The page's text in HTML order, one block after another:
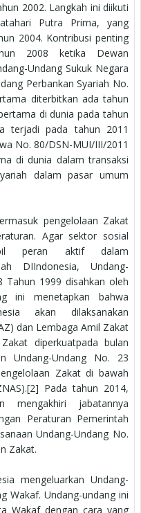
2002. Langkah ini diikuti
Putra Prima, yang
2004. Kontribusi penting
2008 ketika Dewan
Undang Sukuk Negara
Perbankan Syariah No.
diterbitkan ada tahun
di dunia pada tahun
terjadi pada tahun 2011
No. 80/DSN-MUI/III/2011
di dunia dalam transaksi
dalam pasar umum
pengelolaan Zakat
Agar sektor sosial
peran aktif dalam
DIIndonesia, Undang-
Tahun 1999 disahkan oleh
ini menetapkan bahwa
akan dilaksanakan
dan Lembaga Amil Zakat
diperkuatpada bulan
Undang-Undang No. 23
Zakat di bawah
Pada tahun 2014,
jabatannya
Peraturan Pemerintah
Undang-Undang No.
Zakat.
mengeluarkan Undang-
Wakaf. Undang-undang ini
Wakaf dengan cara yang